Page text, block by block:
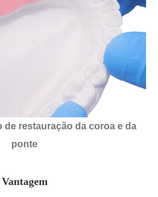
de restauração da coroa e da
ponte
Vantagem